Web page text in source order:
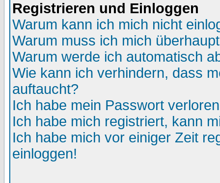
Registrieren und Einloggen
Warum kann ich mich nicht
Warum muss ich mich
Warum werde ich automatisch
Wie kann ich verhindern, dass
auftaucht?
Ich habe mein Passwort
Ich habe mich registriert, kann
Ich habe mich vor einiger Zeit
einloggen!